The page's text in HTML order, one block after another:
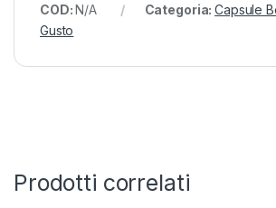
COD:N/A Categoria:Capsule
Gusto
Prodotti correlati